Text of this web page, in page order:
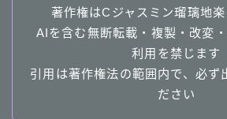
著作権はCジャスミン瑠璃地
AIを含む無断転載・複製・改変
利用を禁じます
引用は著作権法の範囲内で、必ず
ださい